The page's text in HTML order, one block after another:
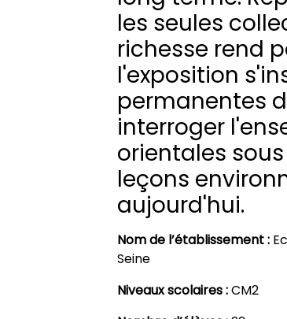
les seules
richesse rend
l'exposition
permanentes
interroger
orientales
leçons
aujourd'hui.
Nom de l’établissement :
Seine
Niveaux scolaires :CM2